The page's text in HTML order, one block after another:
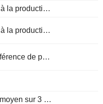
Prix à la production Core (Mensuel)
Prix à la production (Mensuel)
Conférence de presse de la BCE
PIB moyen sur 3 mois